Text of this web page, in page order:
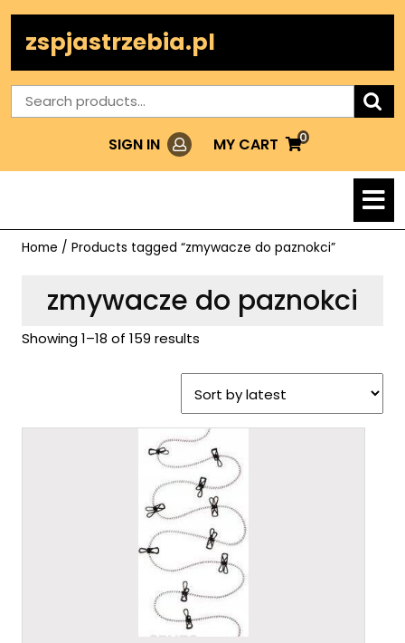
contentzspjastrzebia.pl
Search
for:
SIGN IN LoginMY CART
MY
0
Home / Products tagged “zmywacze do paznokci”
zmywacze do paznokci
Showing 1–18 of 159 results